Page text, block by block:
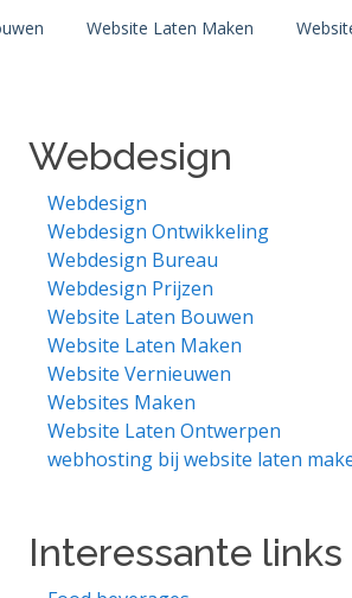
Website Laten Maken
Webdesign
Webdesign
Webdesign Ontwikkeling
Webdesign Bureau
Webdesign Prijzen
Website Laten Bouwen
Website Laten Maken
Website Vernieuwen
Websites Maken
Website Laten Ontwerpen
webhosting bij website laten
Interessante links